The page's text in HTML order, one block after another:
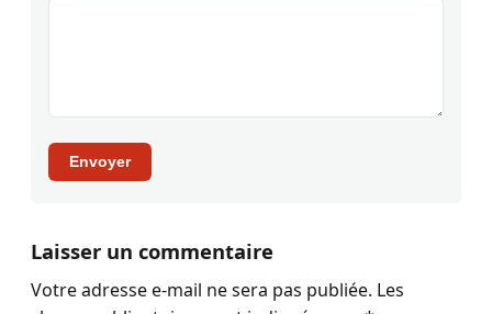
Envoyer
Laisser un commentaire
Votre adresse e-mail ne sera pas publiée. Les